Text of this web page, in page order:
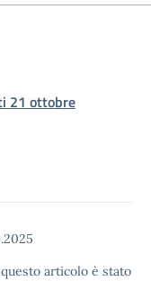
21 ottobre
articolo è stato